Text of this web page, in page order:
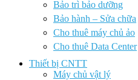
Bảo trì bảo dưỡng
Bảo hành – Sửa chữa
Cho thuê máy chủ ảo
Cho thuê Data Center
Thiết bị CNTT
Máy chủ vật lý